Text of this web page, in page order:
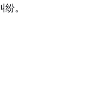
。